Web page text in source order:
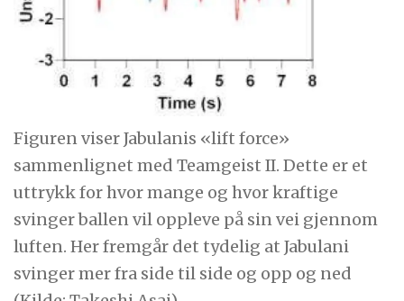
Figuren viser Jabulanis «lift force»
sammenlignet med Teamgeist II. Dette er et
uttrykk for hvor mange og hvor kraftige
svinger ballen vil oppleve på sin vei gjennom
luften. Her fremgår det tydelig at Jabulani
svinger mer fra side til side og opp og ned